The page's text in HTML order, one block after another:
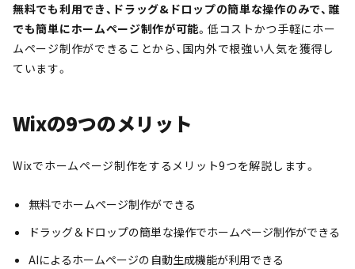
無料でも利用でき、ドラッグ&ドロップの簡単な操作のみで、誰
でも簡単にホームページ制作が可能。低コストかつ手軽にホー
ムページ制作ができることから、国内外で根強い人気を獲得し
ています。
Wixの9つのメリット
Wixでホームページ制作をするメリット9つを解説します。
無料でホームページ制作ができる
ドラッグ＆ドロップの簡単な操作でホームページ制作ができる
AIによるホームページの自動生成機能が利用できる